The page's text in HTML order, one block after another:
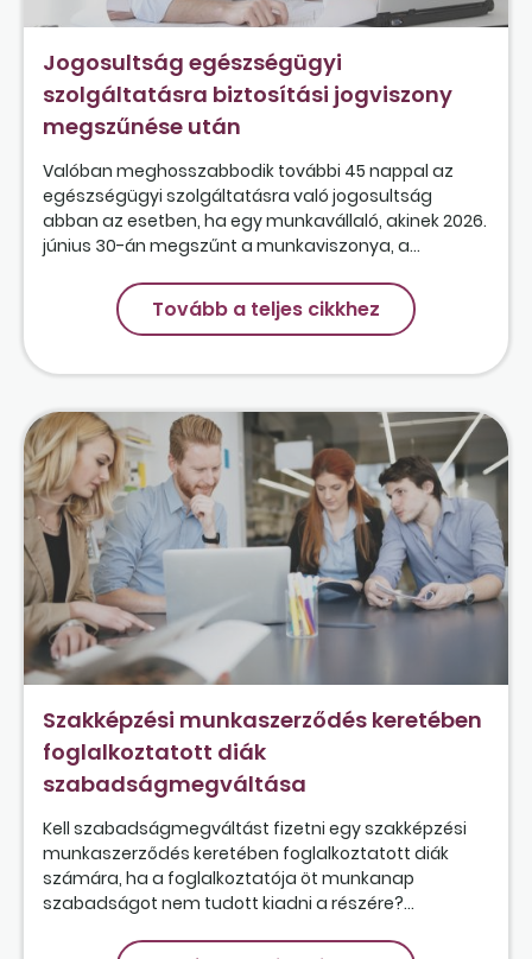
Jogosultság egészségügyi
szolgáltatásra biztosítási jogviszony
megszűnése után
Valóban meghosszabbodik további 45 nappal az
egészségügyi szolgáltatásra való jogosultság
abban az esetben, ha egy munkavállaló, akinek 2026.
június 30-án megszűnt a munkaviszonya, a...
Tovább a teljes cikkhez
Szakképzési munkaszerződés keretében
foglalkoztatott diák
szabadságmegváltása
Kell szabadságmegváltást fizetni egy szakképzési
munkaszerződés keretében foglalkoztatott diák
számára, ha a foglalkoztatója öt munkanap
szabadságot nem tudott kiadni a részére?...